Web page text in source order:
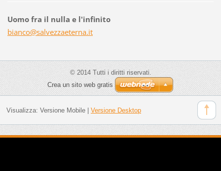
Uomo fra il nulla e l'infinito
bianco@salvezzaeterna.it
© 2014 Tutti i diritti riservati.
Crea un sito web gratis
Visualizza: Versione Mobile| Versione Desktop